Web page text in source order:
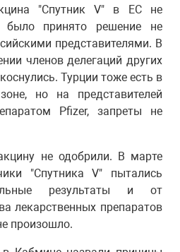
"Спутник V" в ЕС не
было принято решение не
представителями. В
членов делегаций других
Турции тоже есть в
но на представителей
Pfizer, запреты не
не одобрили. В марте
"Спутника V" пытались
результаты и от
лекарственных препаратов
произошло.